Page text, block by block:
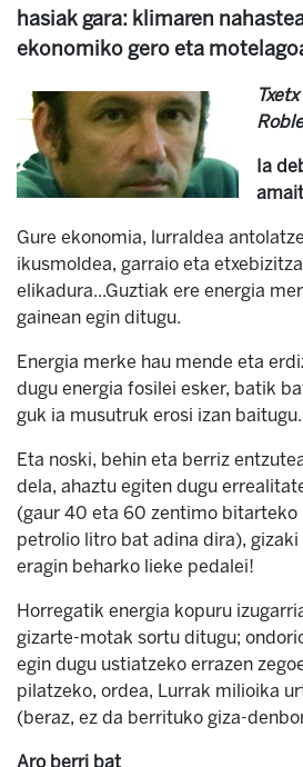
hasiak gara: klimaren
ekonomiko gero eta
Ia
Gure ekonomia, lurraldea
ikusmoldea, garraio eta
elikadura...Guztiak ere energia
gainean egin ditugu.
Energia merke hau mende eta
dugu energia fosilei esker, batik
guk ia musutruk erosi izan baitugu.
Eta noski, behin eta berriz
dela, ahaztu egiten dugu
(gaur 40 eta 60 zentimo bitarteko
petrolio litro bat adina dira),
eragin beharko lieke pedalei!
Horregatik energia kopuru
gizarte-motak sortu ditugu;
egin dugu ustiatzeko errazen
pilatzeko, ordea, Lurrak milioika
(beraz, ez da berrituko giza-
Aro berri bat